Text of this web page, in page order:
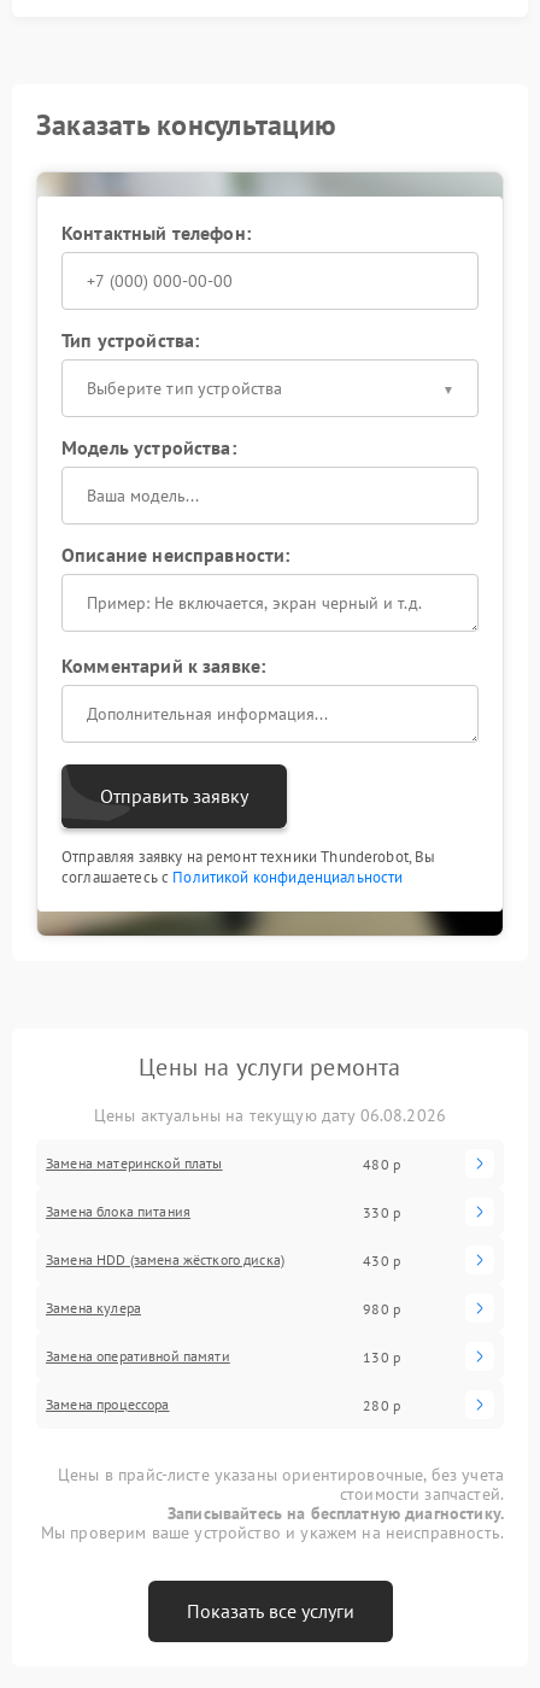
Заказать консультацию
Контактный телефон:
Тип устройства:
Выберите тип устройства
Модель устройства:
Описание неисправности:
Комментарий к заявке:
Отправить заявку
Отправляя заявку на ремонт техники Thunderobot, Вы
соглашаетесь с Политикой конфиденциальности
Цены на услуги ремонта
Цены актуальны на текущую дату 06.08.2026
Замена материнской платы 480 р
Замена блока питания 330 р
Замена HDD (замена жёсткого диска) 430 р
Замена кулера 980 р
Замена оперативной памяти 130 р
Замена процессора 280 р
Цены в прайс-листе указаны ориентировочные, без учета
стоимости запчастей.
Записывайтесь на бесплатную диагностику.
Мы проверим ваше устройство и укажем на неисправность.
Показать все услуги